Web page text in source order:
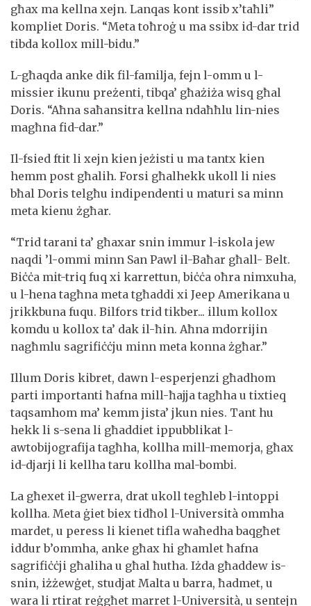
għax ma kellna xejn. Lanqas kont issib x’taħli”
kompliet Doris. “Meta toħroġ u ma ssibx id-dar trid
tibda kollox mill-bidu.”
L-għaqda anke dik fil-familja, fejn l-omm u l-
missier ikunu preżenti, tibqa’ għażiża wisq għal
Doris. “Aħna saħansitra kellna ndaħħlu lin-nies
magħna fid-dar.”
Il-fsied ftit li xejn kien jeżisti u ma tantx kien
hemm post għalih. Forsi għalhekk ukoll li nies
bħal Doris telgħu indipendenti u maturi sa minn
meta kienu żgħar.
“Trid tarani ta’ għaxar snin immur l-iskola jew
naqdi ’l-ommi minn San Pawl il-Baħar għall- Belt.
Biċċa mit-triq fuq xi karrettun, biċċa oħra nimxuha,
u l-hena tagħna meta tgħaddi xi Jeep Amerikana u
jrikkbuna fuqu. Bilfors trid tikber... illum kollox
komdu u kollox ta’ dak il-ħin. Aħna mdorrijin
nagħmlu sagrifiċċju minn meta konna żgħar.”
Illum Doris kibret, dawn l-esperjenzi għadhom
parti importanti ħafna mill-ħajja tagħha u tixtieq
taqsamhom ma’ kemm jista’ jkun nies. Tant hu
hekk li s-sena li għaddiet ippubblikat l-
awtobijografija tagħha, kollha mill-memorja, għax
id-djarji li kellha taru kollha mal-bombi.
La għexet il-gwerra, drat ukoll tegħleb l-intoppi
kollha. Meta ġiet biex tidħol l-Università ommha
mardet, u peress li kienet tifla waħedha baqgħet
iddur b’ommha, anke għax hi għamlet ħafna
sagrifiċċji għaliha u għal ħutha. Iżda għaddew is-
snin, iżżewġet, studjat Malta u barra, ħadmet, u
wara li rtirat reġgħet marret l-Università, u sentejn